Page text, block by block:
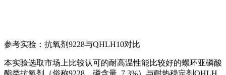
参考实验：抗氧剂9228与QHLH10对比
本实验选取市场上比较认可的耐高温性能比较好的螺环亚磷酸
酯类抗氧剂（俗称9228，磷含量, 7.3%）与耐热稳定剂QHLH